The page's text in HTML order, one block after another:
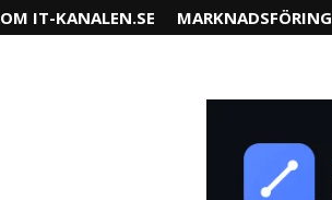
OM IT-KANALEN.SE MARKNADSFÖRING